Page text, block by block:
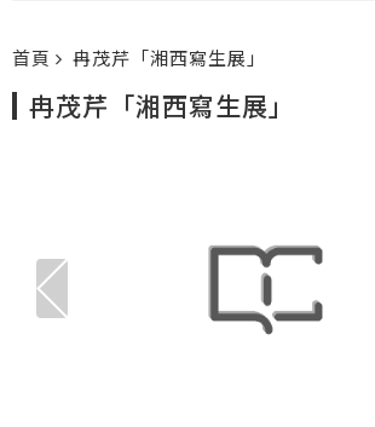
首頁 冉茂芹「湘西寫生展」
冉茂芹「湘西寫生展」